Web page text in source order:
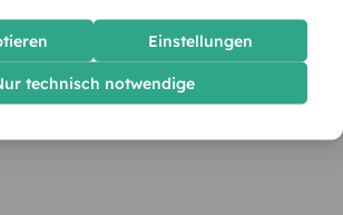
Einstellungen
technisch notwendige